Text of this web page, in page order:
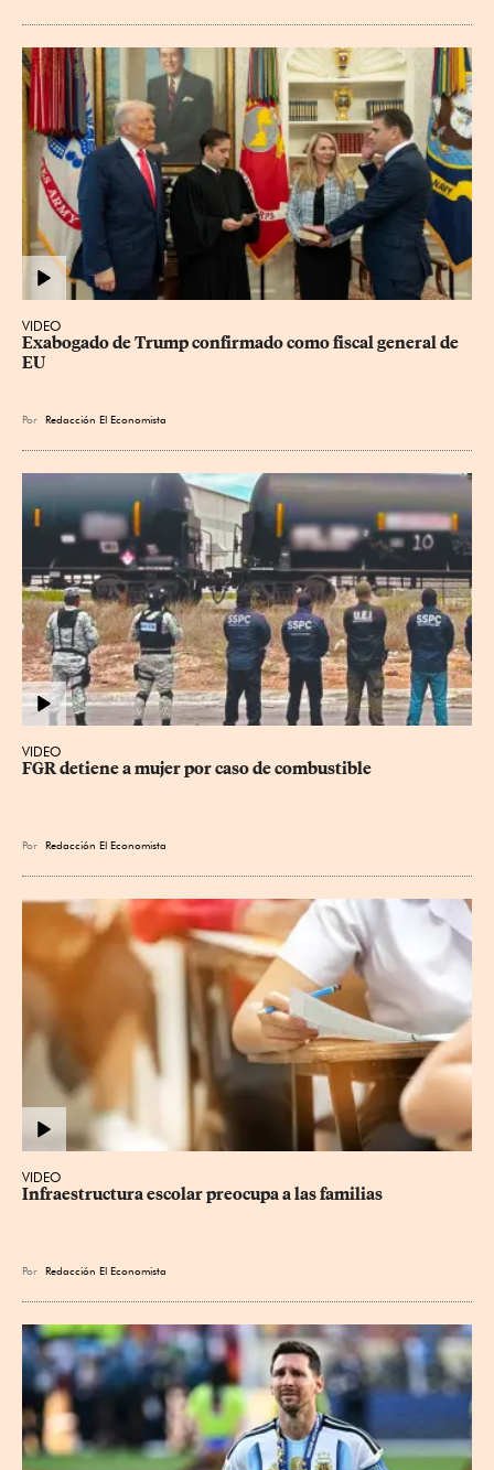
VIDEO
Exabogado de Trump confirmado como fiscal general de
EU
Por Redacción El Economista
VIDEO
FGR detiene a mujer por caso de combustible
Por Redacción El Economista
VIDEO
Infraestructura escolar preocupa a las familias
Por Redacción El Economista